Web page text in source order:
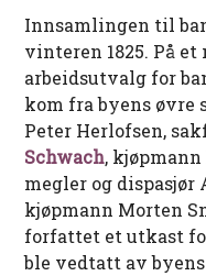
Innsamlingen til
vinteren 1825. På et
arbeidsutvalg for
kom fra byens øvre
Peter Herlofsen,
Schwach,
megler og dispasjør
kjøpmann Morten
forfattet et utkast
ble vedtatt av